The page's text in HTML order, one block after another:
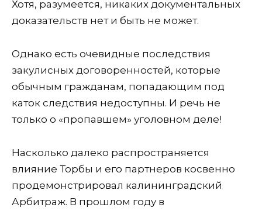
Хотя, разумеется, никаких документальных
доказательств нет и быть не может.
Однако есть очевидные последствия
закулисных договоренностей, которые
обычным гражданам, попадающим под
каток следствия недоступны. И речь не
только о «пропавшем» уголовном деле!
Насколько далеко распространяется
влияние Торбы и его партнеров косвенно
продемонстрировал калининградский
Арбитраж. В прошлом году в